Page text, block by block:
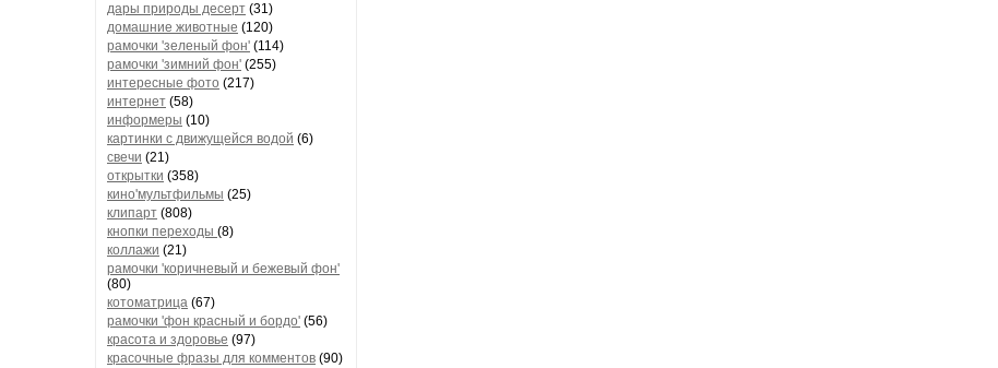
дары природы десерт (31)
домашние животные (120)
рамочки 'зеленый фон' (114)
рамочки 'зимний фон' (255)
интересные фото (217)
интернет (58)
информеры (10)
картинки с движущейся водой (6)
свечи (21)
открытки (358)
кино'мультфильмы (25)
клипарт (808)
кнопки переходы (8)
коллажи (21)
рамочки 'коричневый и бежевый фон'
(80)
котоматрица (67)
рамочки 'фон красный и бордо' (56)
красота и здоровье (97)
красочные фразы для комментов (90)